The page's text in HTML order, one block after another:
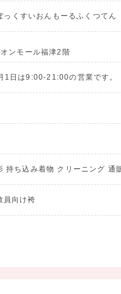
くすいおんもーるふくつてん
ンモール福津2階
日は9:00-21:00の営業です。
持ち込み着物 クリーニング 通
員向け袴